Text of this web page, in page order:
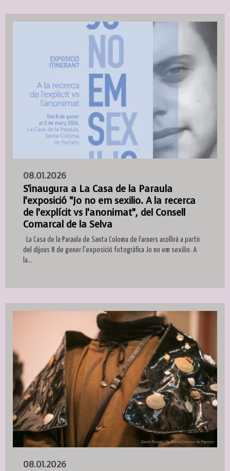
08.01.2026
S'inaugura a La Casa de la Paraula
l’exposició “Jo no em sexilio. A la recerca
de l’explícit vs l’anonimat”, del Consell
Comarcal de la Selva
La Casa de la Paraula de Santa Coloma de Farners acollirà a partir
del dijous 8 de gener l'exposició fotogràfica Jo no em sexilio. A
la...
08.01.2026